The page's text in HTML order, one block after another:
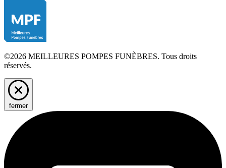
©2026 MEILLEURES POMPES FUNÈBRES. Tous droits
réservés.
fermer